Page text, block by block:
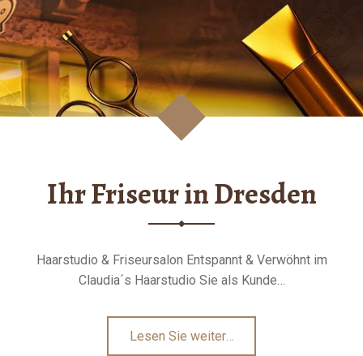
Ihr Friseur in Dresden
Haarstudio & Friseursalon Entspannt & Verwöhnt im
Claudia´s Haarstudio Sie als Kunde…
Lesen Sie weiter"Ihr
…